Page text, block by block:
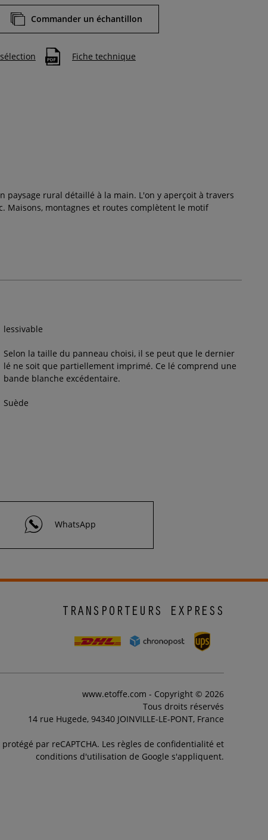
Commander un échantillon
Fiche technique
paysage rural détaillé à la main. L'on y aperçoit à travers
Maisons, montagnes et routes complètent le motif
lessivable
Selon la taille du panneau choisi, il se peut que le dernier
lé ne soit que partiellement imprimé. Ce lé comprend une
bande blanche excédentaire.
Suède
WhatsApp
TRANSPORTEURS EXPRESS
www.etoffe.com - Copyright © 2026
Tous droits réservés
14 rue Hugede, 94340 JOINVILLE-LE-PONT, France
protégé par reCAPTCHA. Les règles de confidentialité et
conditions d'utilisation de Google s'appliquent.